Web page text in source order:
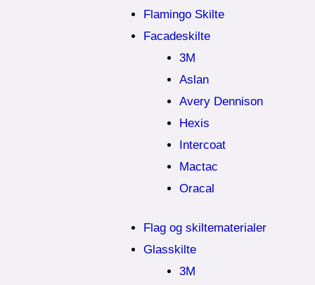
Flamingo Skilte
Facadeskilte
3M
Aslan
Avery Dennison
Hexis
Intercoat
Mactac
Oracal
Flag og skiltematerialer
Glasskilte
3M